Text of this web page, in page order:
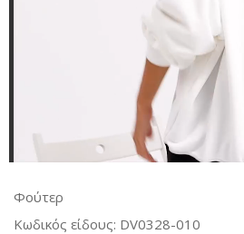
Φούτερ
Κωδικός είδους: DV0328-010